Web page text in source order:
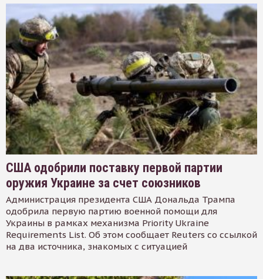
США одобрили поставку первой партии
оружия Украине за счет союзников
Администрация президента США Дональда Трампа
одобрила первую партию военной помощи для
Украины в рамках механизма Priority Ukraine
Requirements List. Об этом сообщает Reuters со ссылкой
на два источника, знакомых с ситуацией